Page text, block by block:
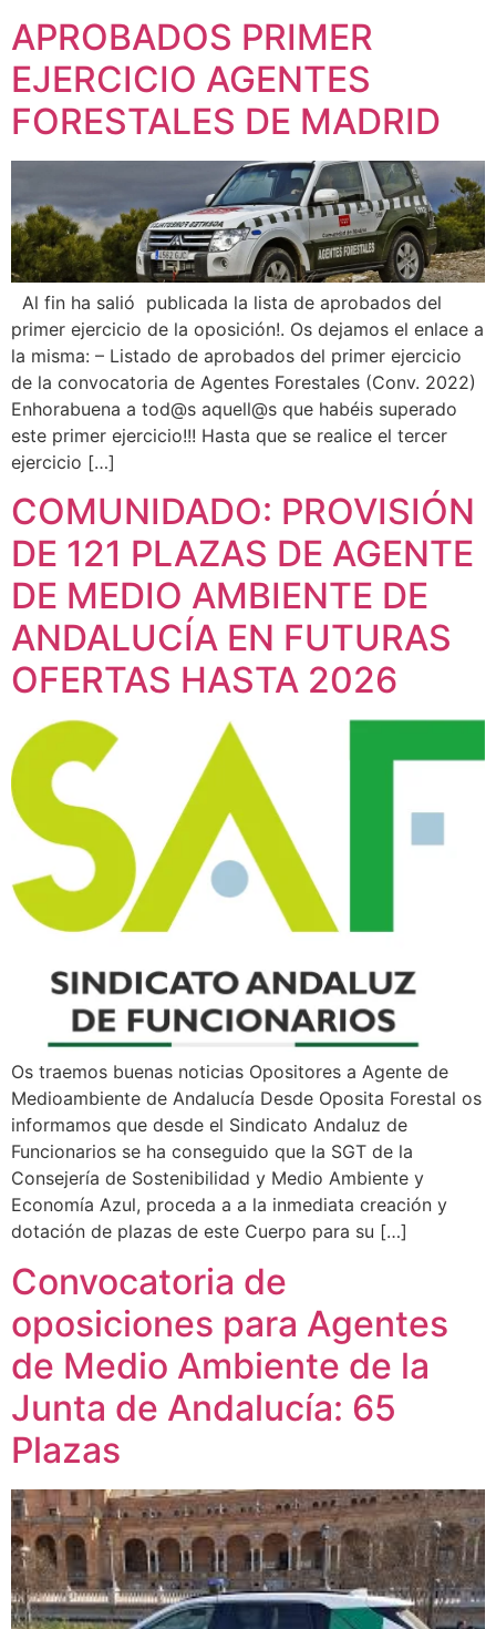
APROBADOS PRIMER
EJERCICIO AGENTES
FORESTALES DE MADRID
Al fin ha salió publicada la lista de aprobados del
primer ejercicio de la oposición!. Os dejamos el enlace a
la misma: – Listado de aprobados del primer ejercicio
de la convocatoria de Agentes Forestales (Conv. 2022)
Enhorabuena a tod@s aquell@s que habéis superado
este primer ejercicio!!! Hasta que se realice el tercer
ejercicio […]
COMUNIDADO: PROVISIÓN
DE 121 PLAZAS DE AGENTE
DE MEDIO AMBIENTE DE
ANDALUCÍA EN FUTURAS
OFERTAS HASTA 2026
Os traemos buenas noticias Opositores a Agente de
Medioambiente de Andalucía Desde Oposita Forestal os
informamos que desde el Sindicato Andaluz de
Funcionarios se ha conseguido que la SGT de la
Consejería de Sostenibilidad y Medio Ambiente y
Economía Azul, proceda a a la inmediata creación y
dotación de plazas de este Cuerpo para su […]
Convocatoria de
oposiciones para Agentes
de Medio Ambiente de la
Junta de Andalucía: 65
Plazas